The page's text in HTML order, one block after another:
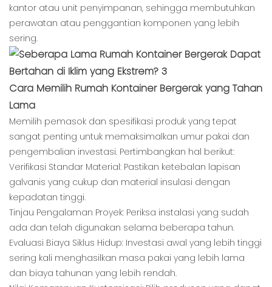
kantor atau unit penyimpanan, sehingga membutuhkan
perawatan atau penggantian komponen yang lebih
sering.
Cara Memilih Rumah Kontainer Bergerak yang Tahan
Lama
Memilih pemasok dan spesifikasi produk yang tepat
sangat penting untuk memaksimalkan umur pakai dan
pengembalian investasi. Pertimbangkan hal berikut:
Verifikasi Standar Material: Pastikan ketebalan lapisan
galvanis yang cukup dan material insulasi dengan
kepadatan tinggi.
Tinjau Pengalaman Proyek: Periksa instalasi yang sudah
ada dan telah digunakan selama beberapa tahun.
Evaluasi Biaya Siklus Hidup: Investasi awal yang lebih tinggi
sering kali menghasilkan masa pakai yang lebih lama
dan biaya tahunan yang lebih rendah.